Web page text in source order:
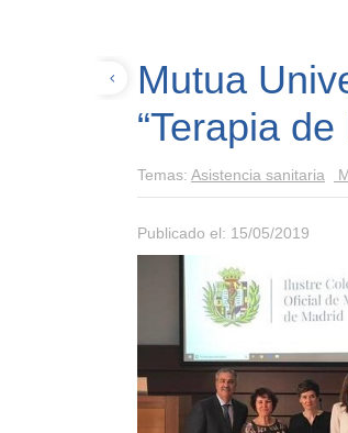
Mutua
“Terapia
Temas: Asistencia sanitaria
Publicado el: 15/05/2019